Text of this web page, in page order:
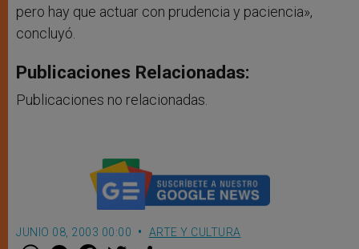
pero hay que actuar con prudencia y paciencia»,
concluyó.
Publicaciones Relacionadas:
Publicaciones no relacionadas.
JUNIO 08, 2003 00:00 ARTE Y CULTURA